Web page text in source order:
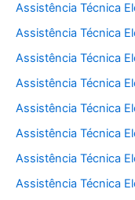
Assistência Técnica
Assistência Técnica
Assistência Técnica
Assistência Técnica
Assistência Técnica
Assistência Técnica
Assistência Técnica
Assistência Técnica